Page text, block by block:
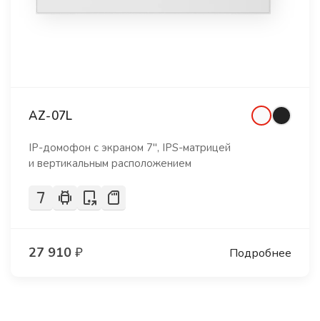
AZ-07L
IP-домофон с экраном 7", IPS-матрицей
и вертикальным расположением
27 910 ₽ Подробнее